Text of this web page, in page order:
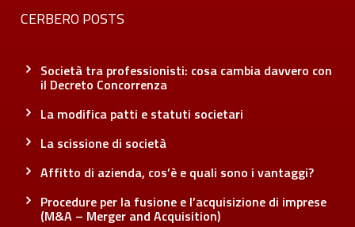
CERBERO POSTS
Società tra professionisti: cosa cambia davvero con
il Decreto Concorrenza
La modifica patti e statuti societari
La scissione di società
Affitto di azienda, cos’è e quali sono i vantaggi?
Procedure per la fusione e l’acquisizione di imprese
(M&A – Merger and Acquisition)